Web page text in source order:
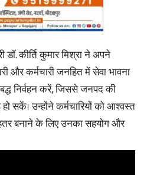
कीर्ति कुमार मिश्रा ने अपने
और कर्मचारी जनहित में सेवा भावना
निर्वहन करें, जिससे जनपद की
सकें। उन्होंने कर्मचारियों को आश्वस्त
बनाने के लिए उनका सहयोग और